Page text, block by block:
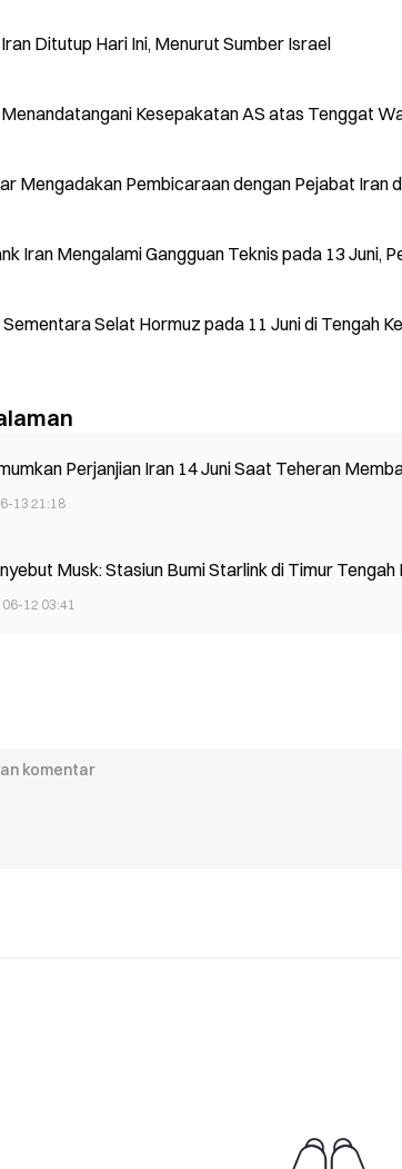
Ditutup Hari Ini, Menurut Sumber Israel
Kesepakatan AS atas Tenggat
Mengadakan Pembicaraan dengan Pejabat Iran
Iran Mengalami Gangguan Teknis pada 13 Juni,
Selat Hormuz pada 11 Juni di Tengah
Perjanjian Iran 14 Juni Saat Teheran
13 21:18
Musk: Stasiun Bumi Starlink di Timur
06-12 03:41